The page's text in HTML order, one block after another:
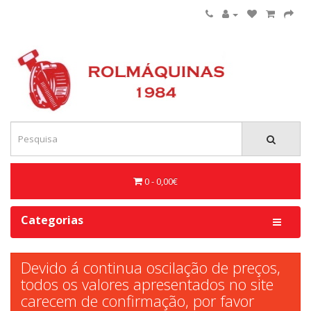
0 - 0,00€
Categorias
Devido á continua oscilação de preços,
todos os valores apresentados no site
carecem de confirmação, por favor